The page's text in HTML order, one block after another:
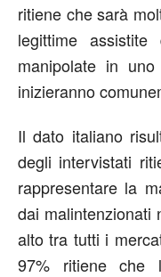
ritiene che sarà
legittime
manipolate in
inizieranno
Il dato italiano
degli intervistati
rappresentare la
dai malintenzionati
alto tra tutti i
97% ritiene che